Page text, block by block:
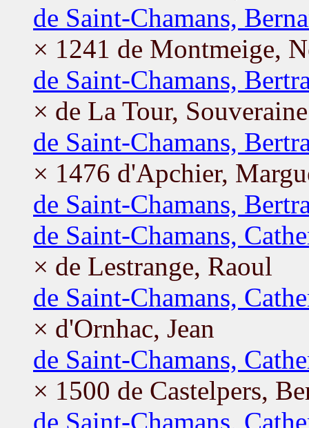
de Saint-Chamans,
× 1241 de Montmeige,
de Saint-Chamans,
× de La Tour, Souveraine
de Saint-Chamans,
× 1476 d'Apchier,
de Saint-Chamans,
de Saint-Chamans,
× de Lestrange, Raoul
de Saint-Chamans,
× d'Ornhac, Jean
de Saint-Chamans,
× 1500 de Castelpers,
de Saint-Chamans,